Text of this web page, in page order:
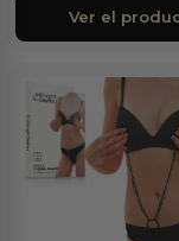
Ver el